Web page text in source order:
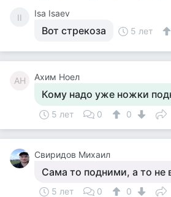
II Isa Isaev
Вот стрекоза 5 лет
АН Ахим Ноел
Кому надо уже ножки
5 лет 0 0
Свиридов Михаил
Сама то подними, а то не
5 лет 0 0